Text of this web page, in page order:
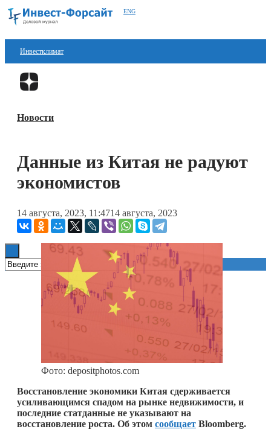
ENG
Инвестклимат
Финансы
Блокчейн
Технологии
Книги
Новости
Данные из Китая не радуют
экономистов
14 августа, 2023, 11:4714 августа, 2023
Фото: depositphotos.com
Восстановление экономики Китая сдерживается
усиливающимся спадом на рынке недвижимости, и
последние статданные не указывают на
восстановление роста. Об этом сообщает Bloomberg.